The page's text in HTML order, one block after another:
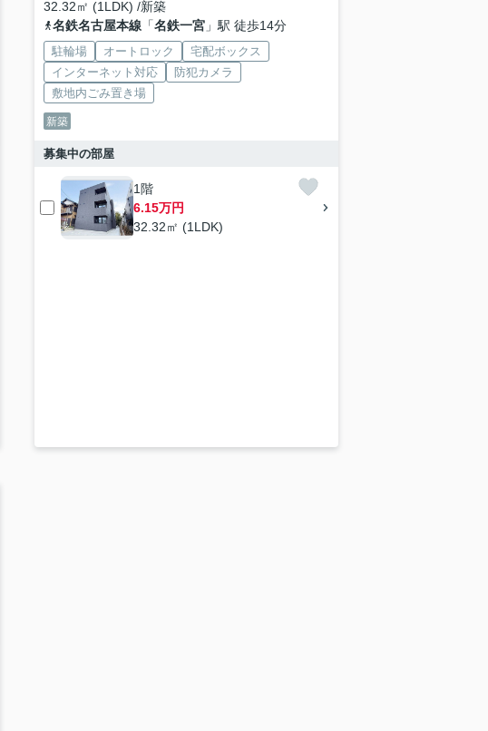
32.32㎡ (1LDK) /新築
名鉄名古屋本線「名鉄一宮」駅 徒歩14分
駐輪場 オートロック
宅配ボックス
インターネット対応
防犯カメラ
敷地内ごみ置き場
新築
募集中の部屋
1階
6.15万円
32.32㎡ (1LDK)